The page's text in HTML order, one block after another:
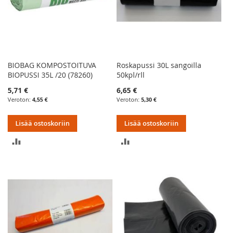
BIOBAG KOMPOSTOITUVA
BIOPUSSI 35L /20 (78260)
5,71 €
4,55 €
Lisää ostoskoriin
Roskapussi 30L sangoilla
50kpl/rll
6,65 €
5,30 €
Lisää ostoskoriin